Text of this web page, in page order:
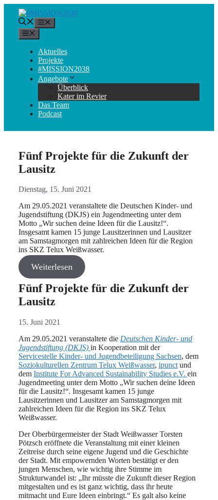
Inhalt
springen
Aktuelles
Projekte
#MISSION2038
Angebote
Überblick
Kater im Revier
Das Team
Podcast
Fünf Projekte für die Zukunft der
Lausitz
Dienstag, 15. Juni 2021
Am 29.05.2021 veranstaltete die Deutschen Kinder- und
Jugendstiftung (DKJS) ein Jugendmeeting unter dem
Motto „Wir suchen deine Ideen für die Lausitz!“.
Insgesamt kamen 15 junge Lausitzerinnen und Lausitzer
am Samstagmorgen mit zahlreichen Ideen für die Region
ins SKZ Telux Weißwasser.
Weiterlesen
Fünf Projekte für die Zukunft der
Lausitz
15. Juni 2021
Am 29.05.2021 veranstaltete die Deutschen Kinder- und
Jugendstiftung (DKJS) in Kooperation mit der
Servicestelle Kinder- und Jugendbeteiligung Sachsen, dem
Soziokulturellen Zentrum Telux Weißwasser, ipunct und
dem Institute For Advanced Sustainability Studies e.V. ein
Jugendmeeting unter dem Motto „Wir suchen deine Ideen
für die Lausitz!“. Insgesamt kamen 15 junge
Lausitzerinnen und Lausitzer am Samstagmorgen mit
zahlreichen Ideen für die Region ins SKZ Telux
Weißwasser.
Der Oberbürgermeister der Stadt Weißwasser Torsten
Pötzsch eröffnete die Veranstaltung mit einer kleinen
Zeitreise durch seine eigene Jugend und die Geschichte
der Stadt. Mit empowernden Worten bestätigt er den
jungen Menschen, wie wichtig ihre Stimme im
Strukturwandel ist: „Ihr müsste die Zukunft dieser Region
mitgestalten und es ist ganz wichtig, dass ihr heute
mitmacht und Eure Ideen einbringt.“ Es galt also keine